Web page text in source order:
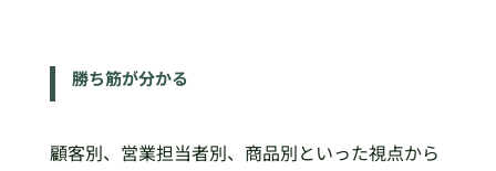
勝ち筋が分かる
顧客別、営業担当者別、商品別といった視点から